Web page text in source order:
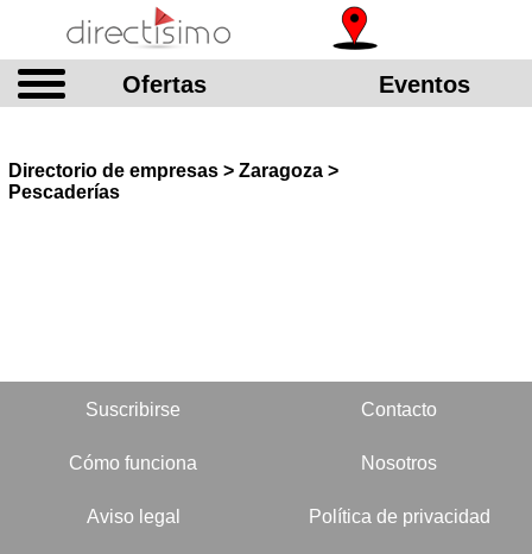
Ofertas Eventos
Directorio de empresas > Zaragoza >
Pescaderías
Suscribirse Contacto
Cómo funciona Nosotros
Aviso legal Política de privacidad